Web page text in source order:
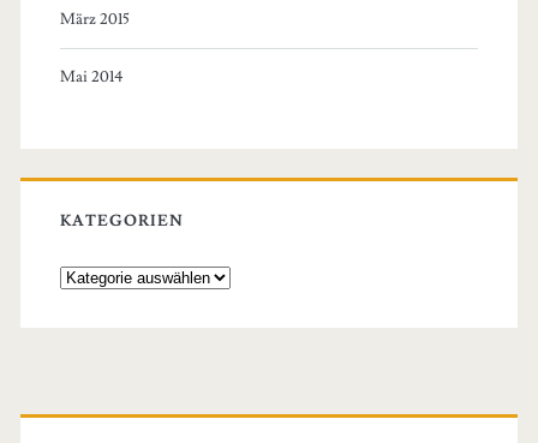
März 2015
Mai 2014
KATEGORIEN
Kategorien